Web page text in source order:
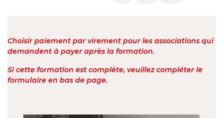
Choisir paiement par virement pour les associations qui
demandent à payer après la formation.
Si cette formation est complète, veuillez compléter le
formulaire en bas de page.